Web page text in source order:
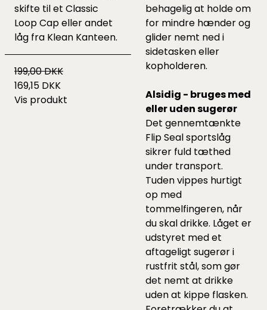
skifte til et Classic
Loop Cap eller andet
låg fra Klean Kanteen.
199,00 DKK
169,15 DKK
Vis produkt
behagelig at holde om
for mindre hænder og
glider nemt ned i
sidetasken eller
kopholderen.
Alsidig - bruges med
eller uden sugerør
Det gennemtænkte
Flip Seal sportslåg
sikrer fuld tæthed
under transport.
Tuden vippes hurtigt
op med
tommelfingeren, når
du skal drikke. Låget er
udstyret med et
aftageligt sugerør i
rustfrit stål, som gør
det nemt at drikke
uden at kippe flasken.